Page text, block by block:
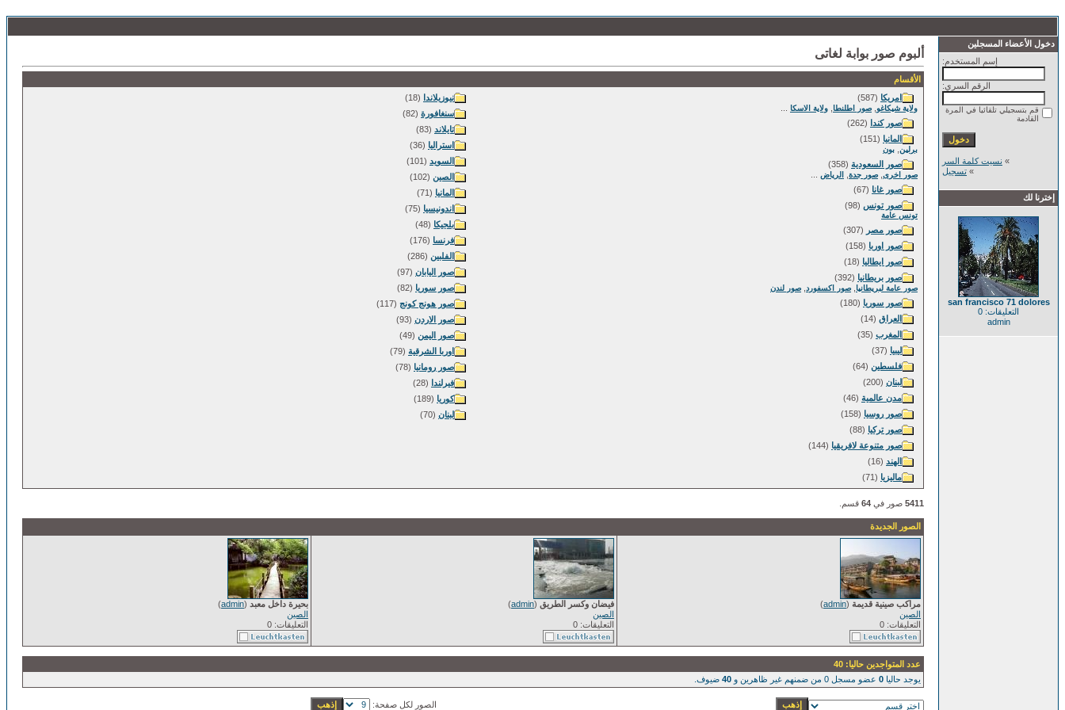
دخول الأعضاء المسجلين
إسم المستخدم:
الرقم السري:
قم بتسجيلي تلقائيا في المرة
القادمة
» نسيت كلمة السر
» تسجيل
إخترنا لك
san francisco 71 dolores
التعليقات: 0
admin
ألبوم صور بوابة لغاتى
الأقسام
امريكا (587)
ولاية شيكاغو صور اطلنطا ولاية الاسكا
صور كندا (262)
المانيا (151)
برلين بون
صور السعودية (358)
صور اخرى صور جدة الرياض
صور غانا (67)
صور تونس (98)
تونس عامة
صور مصر (307)
صور اوربا (158)
صور ايطاليا (18)
صور بريطانيا (392)
صور عامة لبريطانيا صور اكسفورد صور لندن
صور سوريا (180)
العراق (14)
المغرب (35)
ليبيا (37)
فلسطين (64)
لبنان (200)
مدن عالمية (46)
صور روسيا (158)
صور تركيا (88)
صور متنوعة لافريقيا (144)
الهند (16)
ماليزيا (71)
نيوزيلاندا (18)
سنغافورة (82)
تايلاند (83)
استراليا (36)
السويد (101)
الصين (102)
المانيا (71)
اندونيسيا (75)
بلجيكا (48)
فرنسا (176)
الفلبين (286)
صور اليابان (97)
صور سوريا (82)
صور هونج كونج (117)
صور الاردن (93)
صور اليمن (49)
اوربا الشرقية (79)
صور رومانيا (78)
فيرلندا (28)
كوريا (189)
لبنان (70)
5411 صور في 64 قسم.
الصور الجديدة
مراكب صينية قديمة (
admin
)
الصين
التعليقات: 0
فيضان وكسر الطريق (
admin
)
الصين
التعليقات: 0
بحيرة داخل معبد (
admin
)
الصين
التعليقات: 0
عدد المتواجدين حاليا: 40
يوجد حاليا 0 عضو مسجل 0 من ضمنهم غير ظاهرين و 40 ضيوف.
الصور لكل صفحة: